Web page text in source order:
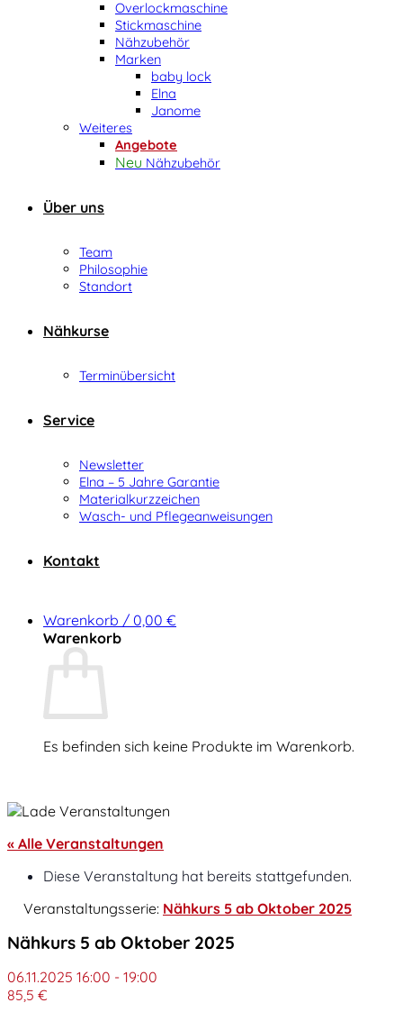
Overlockmaschine
Stickmaschine
Nähzubehör
Marken
baby lock
Elna
Janome
Weiteres
Angebote
Nähzubehör
Über uns
Team
Philosophie
Standort
Nähkurse
Terminübersicht
Service
Newsletter
Elna – 5 Jahre Garantie
Materialkurzzeichen
Wasch- und Pflegeanweisungen
Kontakt
Warenkorb / 0,00 €
Warenkorb
Es befinden sich keine Produkte im Warenkorb.
« Alle Veranstaltungen
Diese Veranstaltung hat bereits stattgefunden.
Veranstaltungsserie: Nähkurs 5 ab Oktober 2025
Nähkurs 5 ab Oktober 2025
06.11.2025 16:00 - 19:00
85,5 €